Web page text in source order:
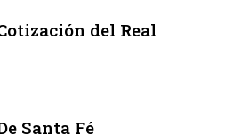
del Real
Santa Fé